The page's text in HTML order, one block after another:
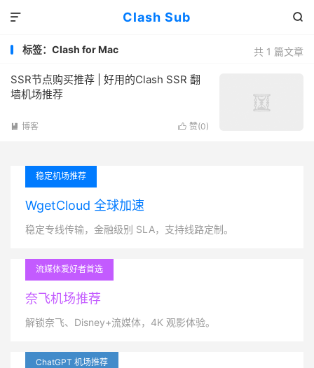
Clash Sub 

共 1 篇文章
标签：Clash for Mac
SSR节点购买推荐 | 好用的Clash SSR 翻
墙机场推荐
 赞(0)
 博客
稳定机场推荐
WgetCloud 全球加速
稳定专线传输，金融级别 SLA，支持线路定制。
流媒体爱好者首选
奈飞机场推荐
解锁奈飞、Disney+流媒体，4K 观影体验。
ChatGPT 机场推荐